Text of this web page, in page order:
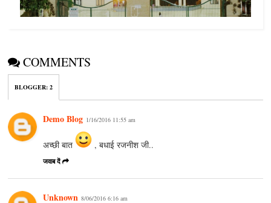
COMMENTS
BLOGGER:2
Demo Blog 1/16/2016 11:55 am
अच्छी बात , बधाई रजनीश जी..
जवाब दें
Unknown 8/06/2016 6:16 am